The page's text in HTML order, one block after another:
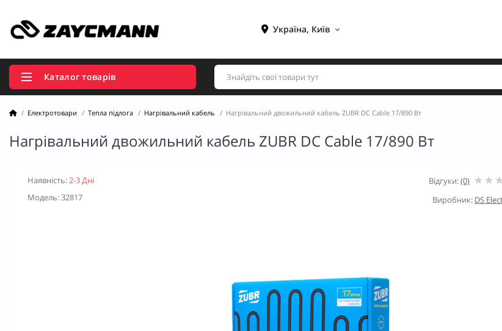
Україна, Київ
Каталог товарів
Електротовари Тепла підлога Нагрівальний кабель Нагрівальний двожильний кабель ZUBR DC Cable 17/890 Вт
Нагрівальний двожильний кабель ZUBR DC Cable 17/890 Вт
Наявність:2-3 Дні
Модель: 32817
Відгуки:(0)
Виробник: DS